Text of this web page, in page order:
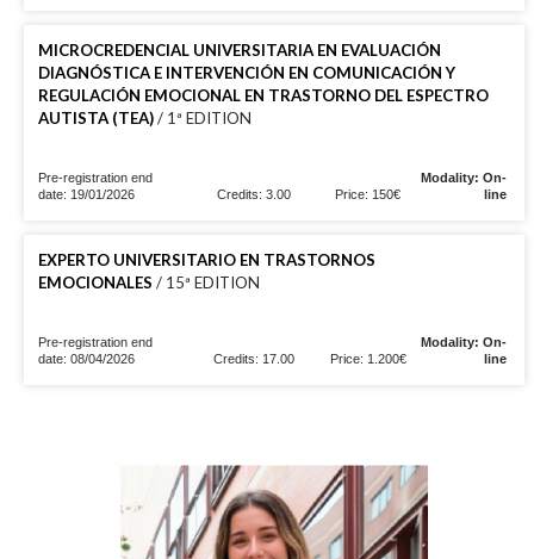
MICROCREDENCIAL UNIVERSITARIA EN EVALUACIÓN
DIAGNÓSTICA E INTERVENCIÓN EN COMUNICACIÓN Y
REGULACIÓN EMOCIONAL EN TRASTORNO DEL ESPECTRO
AUTISTA (TEA)/ 1ª EDITION
Pre-registration end
date: 19/01/2026
Credits: 3.00 Price: 150€
Modality: On-
line
EXPERTO UNIVERSITARIO EN TRASTORNOS
EMOCIONALES / 15ª EDITION
Pre-registration end
date: 08/04/2026
Credits: 17.00 Price: 1.200€
Modality: On-
line